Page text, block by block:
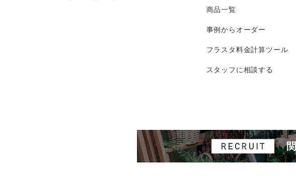
商品一覧
事例からオーダー
フラスタ料金計算ツール
スタッフに相談する